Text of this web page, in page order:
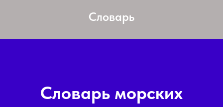
Словарь
Словарь морских